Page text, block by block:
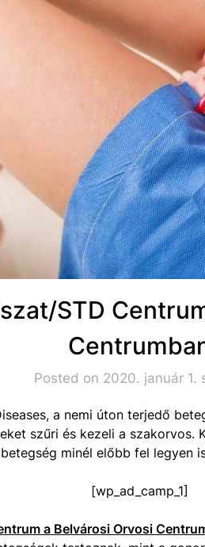
STD
Posted on 2020. január 1.
a nemi úton terjedő
szűri és kezeli a szakorvos.
minél előbb fel legyen
[wp_ad_camp_1]
a Belvárosi Orvosi